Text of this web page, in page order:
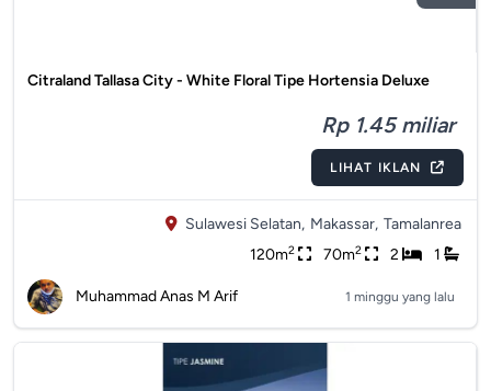
Citraland Tallasa City - White Floral Tipe Hortensia Deluxe
Rp 1.45 miliar
LIHAT IKLAN
Sulawesi Selatan, Makassar, Tamalanrea
120m2 70m2 2 1
Muhammad Anas M Arif 1 minggu yang lalu